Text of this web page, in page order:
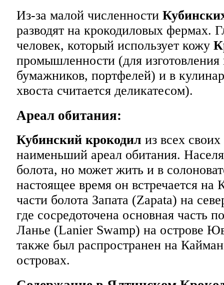
Из-за малой численности
разводят на крокодиловых фермах.
человек, который использует кожу
промышленности (для
бумажников, портфелей) и в
хвоста считается деликатесом).
Ареал обитания:
Кубинский крокодил из всех
наименьший ареал обитания.
болота, но может жить и в
настоящее время он встречается на
части болота Запата (Zapata) на
где сосредоточена основная часть
Ланье (Lanier Swamp) на острове
также был распространен на
островах.